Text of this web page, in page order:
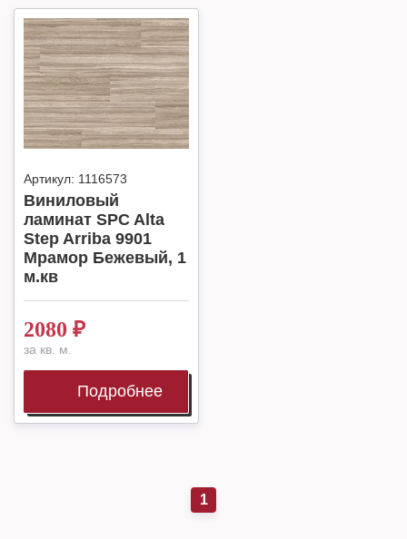
Артикул: 1116573
Виниловый
ламинат SPC Alta
Step Arriba 9901
Мрамор Бежевый, 1
м.кв
2080 ₽
за кв. м.
Подробнее
1